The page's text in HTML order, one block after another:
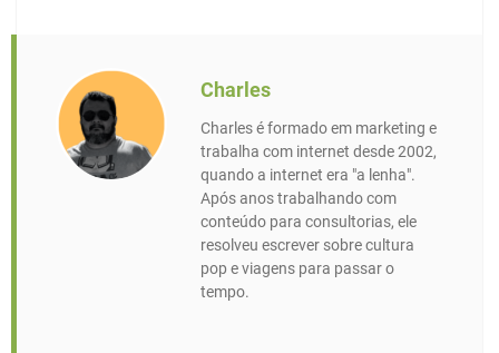
Charles
Charles é formado em marketing e
trabalha com internet desde 2002,
quando a internet era "a lenha".
Após anos trabalhando com
conteúdo para consultorias, ele
resolveu escrever sobre cultura
pop e viagens para passar o
tempo.